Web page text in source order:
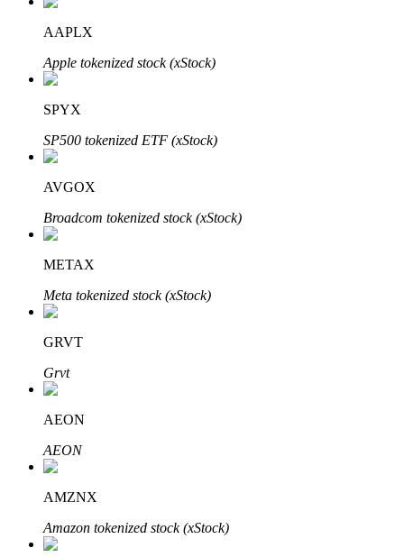
學習理財
了解如何賺取穩定收入
Bitrue
AAPLX
Apple tokenized stock (xStock)
SPYX
SP500 tokenized ETF (xStock)
AVGOX
Broadcom tokenized stock (xStock)
METAX
Meta tokenized stock (xStock)
GRVT
Grvt
AEON
AEON
AMZNX
Amazon tokenized stock (xStock)